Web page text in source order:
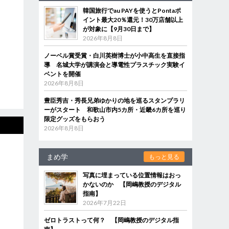
韓国旅行でau PAYを使うとPontaポ
イント最大20％還元！30万店舗以上
が対象に【9月30日まで】
2026年8月8日
ノーベル賞受賞・白川英樹博士が小中高生を直接指
導 名城大学が講演会と導電性プラスチック実験イ
ベントを開催
2026年8月8日
豊臣秀吉・秀長兄弟ゆかりの地を巡るスタンプラリ
ーがスタート 和歌山市内5カ所・近畿6カ所を巡り
限定グッズをもらおう
2026年8月8日
まめ学 もっと見る
写真に埋まっている位置情報はおっ
かないのか 【岡嶋教授のデジタル
指南】
2026年7月22日
ゼロトラストって何？ 【岡嶋教授のデジタル指